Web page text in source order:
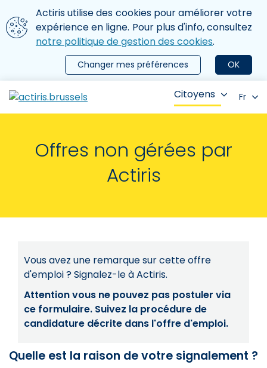
Aller au contenu principal
Nous utilisons des cookies
Actiris utilise des cookies pour améliorer votre
expérience en ligne. Pour plus d'info, consultez
notre politique de gestion des cookies.
OK
Changer mes préférences
le menu
Citoyens Fr
Offres non gérées par
Actiris
Vous avez une remarque sur cette offre
d'emploi ? Signalez-le à Actiris.
Attention vous ne pouvez pas postuler via
ce formulaire. Suivez la procédure de
candidature décrite dans l'offre d'emploi.
Quelle est la raison de votre signalement ?